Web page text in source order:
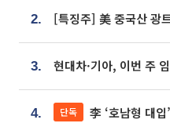
2.
3.
4. 단독 李 ‘호남형 대입’ 제안에